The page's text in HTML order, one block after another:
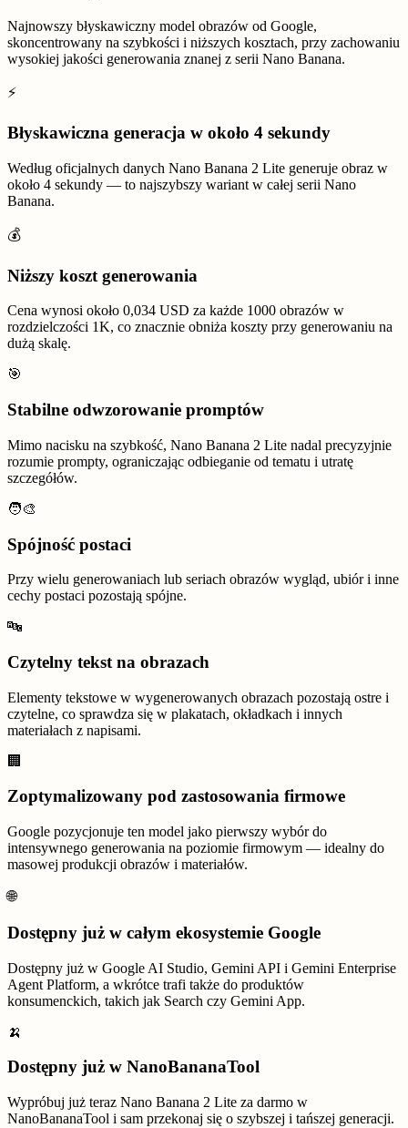
Najnowszy błyskawiczny model obrazów od Google,
skoncentrowany na szybkości i niższych kosztach, przy zachowaniu
wysokiej jakości generowania znanej z serii Nano Banana.
⚡
Błyskawiczna generacja w około 4 sekundy
Według oficjalnych danych Nano Banana 2 Lite generuje obraz w
około 4 sekundy — to najszybszy wariant w całej serii Nano
Banana.
💰
Niższy koszt generowania
Cena wynosi około 0,034 USD za każde 1000 obrazów w
rozdzielczości 1K, co znacznie obniża koszty przy generowaniu na
dużą skalę.
🎯
Stabilne odwzorowanie promptów
Mimo nacisku na szybkość, Nano Banana 2 Lite nadal precyzyjnie
rozumie prompty, ograniczając odbieganie od tematu i utratę
szczegółów.
🧑‍🎨
Spójność postaci
Przy wielu generowaniach lub seriach obrazów wygląd, ubiór i inne
cechy postaci pozostają spójne.
🔤
Czytelny tekst na obrazach
Elementy tekstowe w wygenerowanych obrazach pozostają ostre i
czytelne, co sprawdza się w plakatach, okładkach i innych
materiałach z napisami.
🏢
Zoptymalizowany pod zastosowania firmowe
Google pozycjonuje ten model jako pierwszy wybór do
intensywnego generowania na poziomie firmowym — idealny do
masowej produkcji obrazów i materiałów.
🌐
Dostępny już w całym ekosystemie Google
Dostępny już w Google AI Studio, Gemini API i Gemini Enterprise
Agent Platform, a wkrótce trafi także do produktów
konsumenckich, takich jak Search czy Gemini App.
🍌
Dostępny już w NanoBananaTool
Wypróbuj już teraz Nano Banana 2 Lite za darmo w
NanoBananaTool i sam przekonaj się o szybszej i tańszej generacji.